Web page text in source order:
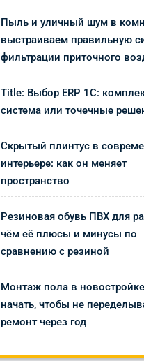
Пыль и уличный шум в
выстраиваем правильную
фильтрации приточного
Title: Выбор ERP 1С:
система или точечные
Скрытый плинтус в
интерьере: как он меняет
пространство
Резиновая обувь ПВХ для
чём её плюсы и минусы по
сравнению с резиной
Монтаж пола в
начать, чтобы не
ремонт через год